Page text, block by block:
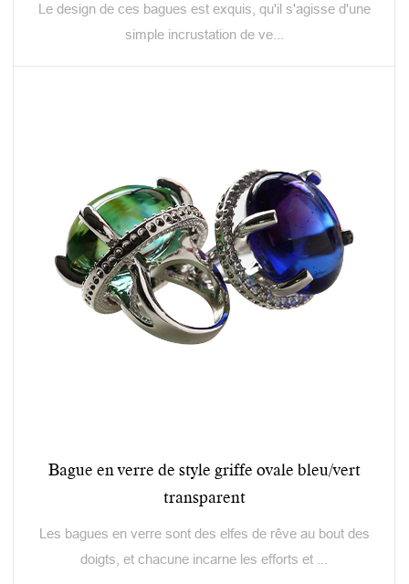
Le design de ces bagues est exquis, qu'il s'agisse d'une
simple incrustation de ve...
Bague en verre de style griffe ovale bleu/vert
transparent
Les bagues en verre sont des elfes de rêve au bout des
doigts, et chacune incarne les efforts et ...